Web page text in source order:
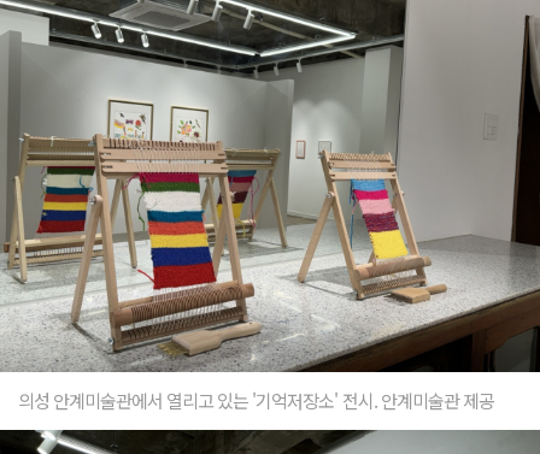
의성 안계미술관에서 열리고 있는 '기억저장소' 전시. 안계미술관 제공